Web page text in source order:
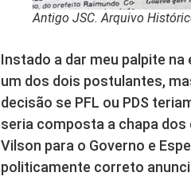
Antigo JSC. Arquivo
Instado a dar meu palpite
um dos dois postulantes,
decisão se PFL ou PDS
seria composta a chapa dos
Vilson para o Governo e
politicamente correto